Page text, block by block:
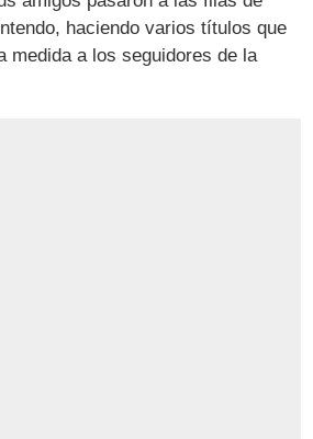
haciendo varios títulos que
medida a los seguidores de la